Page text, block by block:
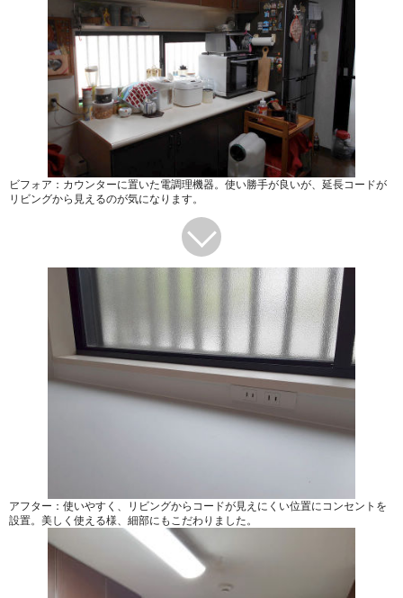
ビフォア：カウンターに置いた電調理機器。使い勝手が良いが、延長コードが
リビングから見えるのが気になります。
アフター：使いやすく、リビングからコードが見えにくい位置にコンセントを
設置。美しく使える様、細部にもこだわりました。